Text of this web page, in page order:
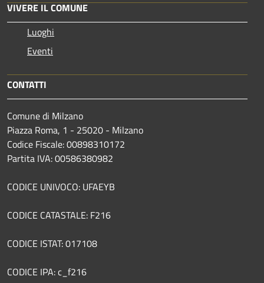
VIVERE IL COMUNE
Luoghi
Eventi
CONTATTI
Comune di Milzano
Piazza Roma, 1 - 25020 - Milzano
Codice Fiscale: 00898310172
Partita IVA: 00586380982
CODICE UNIVOCO: UFAEYB
CODICE CATASTALE: F216
CODICE ISTAT: 017108
CODICE IPA: c_f216